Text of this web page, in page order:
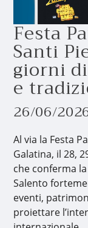
Festa
Santi
giorni
e
26/06/
Al via la Festa
Galatina, il 28,
che conferma
Salento
eventi,
proiettare